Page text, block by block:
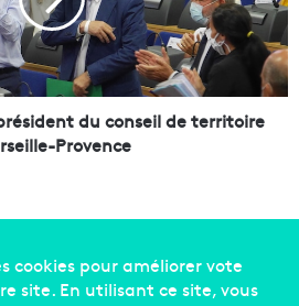
du conseil de territoire
Provence
Made in Marseille. Tous droits